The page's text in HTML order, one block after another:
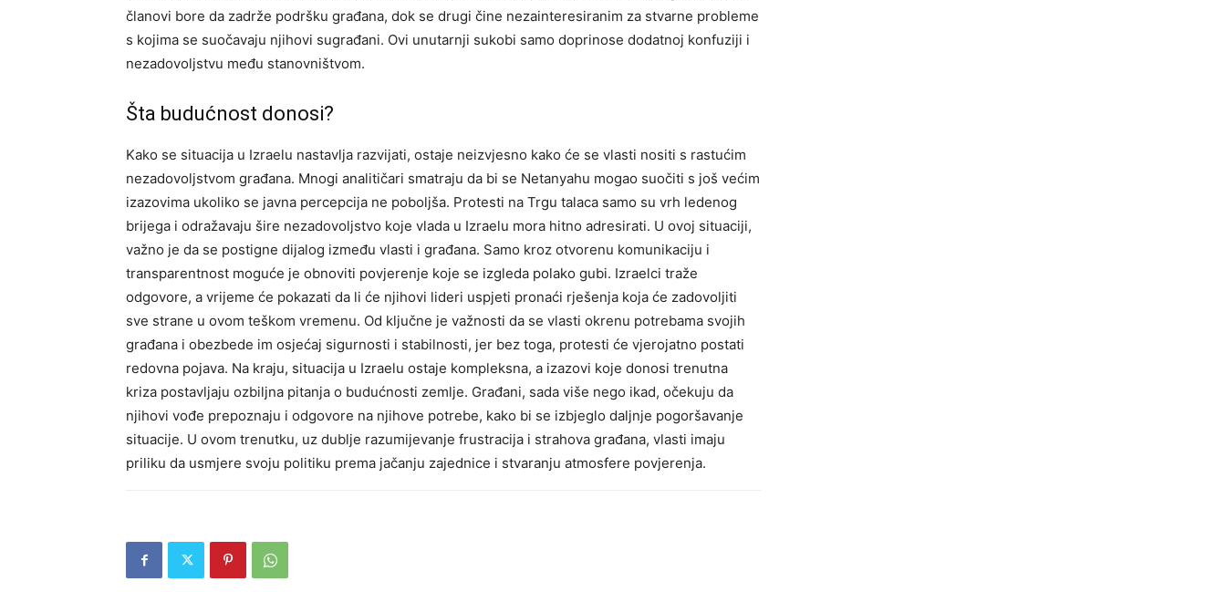
članovi bore da zadrže podršku građana, dok se drugi čine nezainteresiranim za stvarne probleme
s kojima se suočavaju njihovi sugrađani. Ovi unutarnji sukobi samo doprinose dodatnoj konfuziji i
nezadovoljstvu među stanovništvom.
Šta budućnost donosi?
Kako se situacija u Izraelu nastavlja razvijati, ostaje neizvjesno kako će se vlasti nositi s rastućim
nezadovoljstvom građana. Mnogi analitičari smatraju da bi se Netanyahu mogao suočiti s još većim
izazovima ukoliko se javna percepcija ne poboljša. Protesti na Trgu talaca samo su vrh ledenog
brijega i odražavaju šire nezadovoljstvo koje vlada u Izraelu mora hitno adresirati. U ovoj situaciji,
važno je da se postigne dijalog između vlasti i građana. Samo kroz otvorenu komunikaciju i
transparentnost moguće je obnoviti povjerenje koje se izgleda polako gubi. Izraelci traže
odgovore, a vrijeme će pokazati da li će njihovi lideri uspjeti pronaći rješenja koja će zadovoljiti
sve strane u ovom teškom vremenu. Od ključne je važnosti da se vlasti okrenu potrebama svojih
građana i obezbede im osjećaj sigurnosti i stabilnosti, jer bez toga, protesti će vjerojatno postati
redovna pojava. Na kraju, situacija u Izraelu ostaje kompleksna, a izazovi koje donosi trenutna
kriza postavljaju ozbiljna pitanja o budućnosti zemlje. Građani, sada više nego ikad, očekuju da
njihovi vođe prepoznaju i odgovore na njihove potrebe, kako bi se izbjeglo daljnje pogoršavanje
situacije. U ovom trenutku, uz dublje razumijevanje frustracija i strahova građana, vlasti imaju
priliku da usmjere svoju politiku prema jačanju zajednice i stvaranju atmosfere povjerenja.